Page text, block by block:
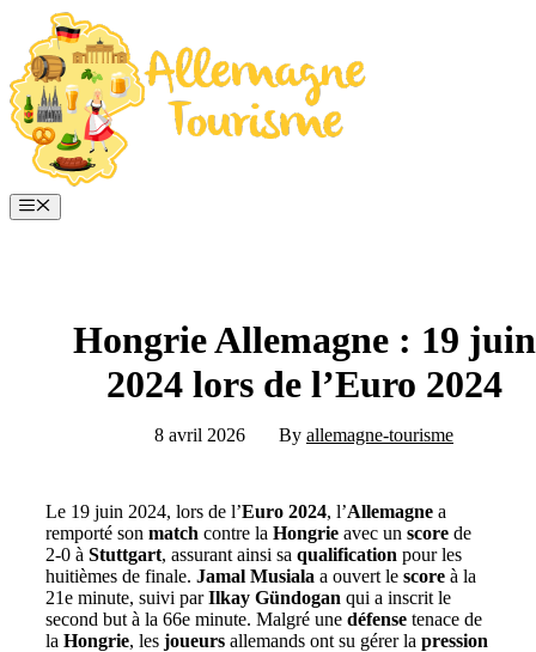
contenu
Menu
Hongrie Allemagne : 19 juin
2024 lors de l’Euro 2024
8 avril 2026 By allemagne-tourisme
Le 19 juin 2024, lors de l’Euro 2024, l’Allemagne a
remporté son match contre la Hongrie avec un score de
2-0 à Stuttgart, assurant ainsi sa qualification pour les
huitièmes de finale. Jamal Musiala a ouvert le score à la
21e minute, suivi parIlkay Gündogan qui a inscrit le
second but à la 66e minute. Malgré une défense tenace de
la Hongrie, les joueurs allemands ont su gérer la pression